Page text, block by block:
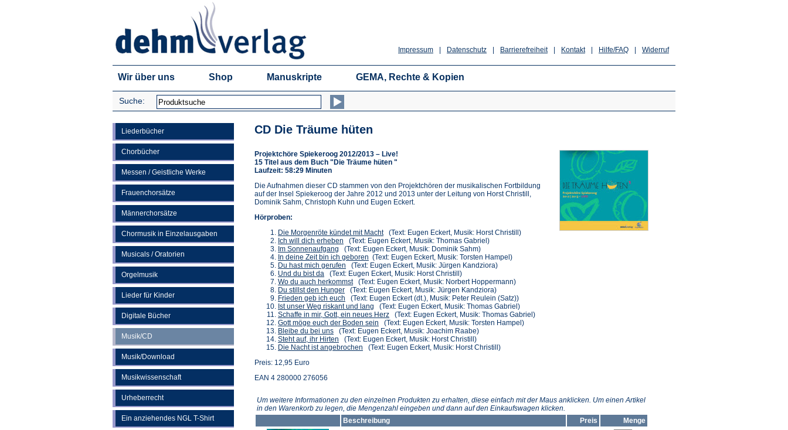
Widerruf
Hilfe/FAQ
Kontakt
Barrierefreiheit
Datenschutz
Impressum
Wir über uns Shop Manuskripte GEMA, Rechte & Kopien
Suche:
Liederbücher
Chorbücher
Messen / Geistliche Werke
Frauenchorsätze
Männerchorsätze
Chormusik in Einzelausgaben
Musicals / Oratorien
Orgelmusik
Lieder für Kinder
Digitale Bücher
Musik/CD
Musik/Download
Musikwissenschaft
Urheberrecht
Ein anziehendes NGL T-Shirt
CD Die Träume hüten
Projektchöre Spiekeroog 2012/2013 – Live!
15 Titel aus dem Buch "Die Träume hüten "
Laufzeit: 58:29 Minuten
Die Aufnahmen dieser CD stammen von den Projektchören der musikalischen Fortbildung
auf der Insel Spiekeroog der Jahre 2012 und 2013 unter der Leitung von Horst Christill,
Dominik Sahm, Christoph Kuhn und Eugen Eckert.
Hörproben:
Die Morgenröte kündet mit Macht(Öffnet
in
einem
neuen
Tab)
(Text: Eugen Eckert, Musik: Horst Christill)
Ich will dich erheben (Öffnet
in
einem
neuen
Tab)
(Text: Eugen Eckert, Musik: Thomas Gabriel)
Im Sonnenaufgang (Öffnet
in
einem
neuen
Tab)
(Text: Eugen Eckert, Musik: Dominik Sahm)
In deine Zeit bin ich geboren (Öffnet
in
einem
neuen
Tab)
(Text: Eugen Eckert, Musik: Torsten Hampel)
Du hast mich gerufen (Öffnet
in
einem
neuen
Tab)
(Text: Eugen Eckert, Musik: Jürgen Kandziora)
Und du bist da (Öffnet
in
einem
neuen
Tab)
(Text: Eugen Eckert, Musik: Horst Christill)
Wo du auch herkommst(Öffnet
in
einem
neuen
Tab)
(Text: Eugen Eckert, Musik: Norbert Hoppermann)
Du stillst den Hunger(Öffnet
in
einem
neuen
Tab)
(Text: Eugen Eckert, Musik: Jürgen Kandziora)
Frieden geb ich euch (Öffnet
in
einem
neuen
Tab)
(Text: Eugen Eckert (dt.), Musik: Peter Reulein (Satz))
Ist unser Weg riskant und lang (Öffnet
in
einem
neuen
Tab)
(Text: Eugen Eckert, Musik: Thomas Gabriel)
Schaffe in mir, Gott, ein neues Herz(Öffnet
in
einem
neuen
Tab)
(Text: Eugen Eckert, Musik: Thomas Gabriel)
Gott möge euch der Boden sein (Öffnet
in
einem
neuen
(Text: Eugen Eckert, Musik: Torsten Hampel)
Bleibe du bei uns(Öffnet
in
einem
(Text: Eugen Eckert, Musik: Joachim Raabe)
Steht auf, ihr Hirten (Öffnet
in
(Text: Eugen Eckert, Musik: Horst Christill)
Die Nacht ist angebrochen (Öffnet
(Text: Eugen Eckert, Musik: Horst Christill)
Preis: 12,95 Euro
EAN 4 280000 276056
Um weitere Informationen zu den einzelnen Produkten zu erhalten, diese einfach mit der Maus anklicken. Um einen Artikel
in den Warenkorb zu legen, die Mengenzahl eingeben und dann auf den Einkaufswagen klicken.
Beschreibung
Preis
Menge